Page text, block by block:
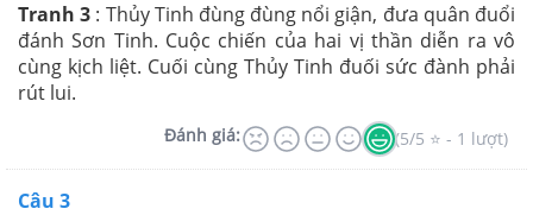
Tranh 3 : Thủy Tinh đùng đùng nổi giận, đưa quân đuổi
đánh Sơn Tinh. Cuộc chiến của hai vị thần diễn ra vô
cùng kịch liệt. Cuối cùng Thủy Tinh đuối sức đành phải
rút lui.
Đánh giá: (5/5 ⭐ - 1 lượt)
Câu 3